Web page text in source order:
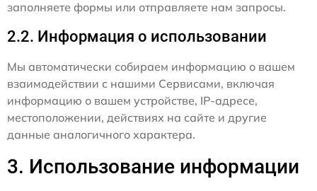
заполняете формы или отправляете нам запросы.
2.2. Информация о использовании
Мы автоматически собираем информацию о вашем
взаимодействии с нашими Сервисами, включая
информацию о вашем устройстве, IP-адресе,
местоположении, действиях на сайте и другие
данные аналогичного характера.
3. Использование информации